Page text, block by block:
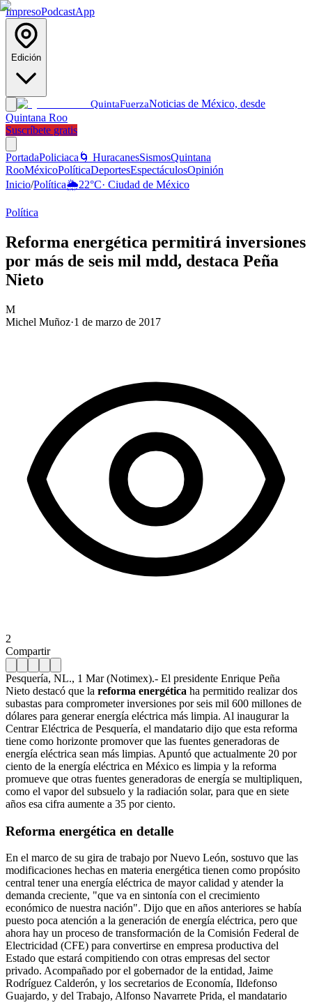
ImpresoPodcastApp
Edición
QuintaFuerzaNoticias de México, desde
Quintana Roo
Suscríbete gratis
PortadaPoliciaca 🌀 HuracanesSismosQuintana
RooMéxicoPolíticaDeportesEspectáculosOpinión
Inicio/Política🌦️22°C· Ciudad de México
Política
Reforma energética permitirá inversiones
por más de seis mil mdd, destaca Peña
Nieto
M
Michel Muñoz·1 de marzo de 2017
2
Compartir
Pesquería, NL., 1 Mar (Notimex).- El presidente Enrique Peña
Nieto destacó que la reforma energética ha permitido realizar dos
subastas para comprometer inversiones por seis mil 600 millones de
dólares para generar energía eléctrica más limpia. Al inaugurar la
Centrar Eléctrica de Pesquería, el mandatario dijo que esta reforma
tiene como horizonte promover que las fuentes generadoras de
energía eléctrica sean más limpias. Apuntó que actualmente 20 por
ciento de la energía eléctrica en México es limpia y la reforma
promueve que otras fuentes generadoras de energía se multipliquen,
como el vapor del subsuelo y la radiación solar, para que en siete
años esa cifra aumente a 35 por ciento.
Reforma energética en detalle
En el marco de su gira de trabajo por Nuevo León, sostuvo que las
modificaciones hechas en materia energética tienen como propósito
central tener una energía eléctrica de mayor calidad y atender la
demanda creciente, "que va en sintonía con el crecimiento
económico de nuestra nación". Dijo que en años anteriores se había
puesto poca atención a la generación de energía eléctrica, pero que
ahora hay un proceso de transformación de la Comisión Federal de
Electricidad (CFE) para convertirse en empresa productiva del
Estado que estará compitiendo con otras empresas del sector
privado. Acompañado por el gobernador de la entidad, Jaime
Rodríguez Calderón, y los secretarios de Economía, Ildefonso
Guajardo, y del Trabajo, Alfonso Navarrete Prida, el mandatario